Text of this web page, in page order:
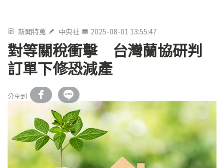
新聞特蒐 中央社 2025-08-01 13:55:47
對等關稅衝擊 台灣蘭協研判
訂單下修恐減產
分享到